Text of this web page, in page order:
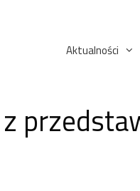
Aktualności